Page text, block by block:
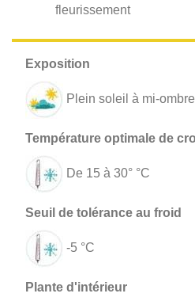
fleurissement
Plein soleil à mi-ombre
De 15 à 30° °C
-5 °C